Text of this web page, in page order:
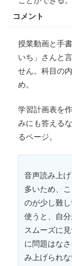
コメント
授業動画と手
いち」さんと
せん。科目の
め。
学習計画表を
みにも答える
るページ。
音声読み上
多いため、
のが少し難
使うと、自
スムーズに
に 問題はな
み上げられな